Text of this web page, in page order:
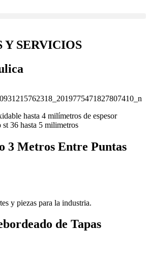
Y SERVICIOS
hasta 4 milímetros de espesor
36 hasta 5 milimetros
3 Metros Entre Puntas
y piezas para la industria.
de Tapas